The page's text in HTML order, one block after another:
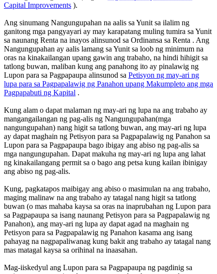
Capital Improvements ).
Ang sinumang Nangungupahan na aalis sa Yunit sa ilalim ng
ganitong mga pangyayari ay may karapatang muling tumira sa Yunit
sa naunang Renta na inayos alinsunod sa Ordinansa sa Renta . Ang
Nangungupahan ay aalis lamang sa Yunit sa loob ng minimum na
oras na kinakailangan upang gawin ang trabaho, na hindi hihigit sa
tatlong buwan, maliban kung ang panahong ito ay pinalawig ng
Lupon para sa Pagpapaupa alinsunod sa Petisyon ng may-ari ng
lupa para sa Pagpapalawig ng Panahon upang Makumpleto ang mga
Pagpapabuti ng Kapital .
Kung alam o dapat malaman ng may-ari ng lupa na ang trabaho ay
mangangailangan ng pag-alis ng Nangungupahan(mga
nangungupahan) nang higit sa tatlong buwan, ang may-ari ng lupa
ay dapat maghain ng Petisyon para sa Pagpapalawig ng Panahon sa
Lupon para sa Pagpapaupa bago ibigay ang abiso ng pag-alis sa
mga nangungupahan. Dapat makuha ng may-ari ng lupa ang lahat
ng kinakailangang permit sa o bago ang petsa kung kailan ibinigay
ang abiso ng pag-alis.
Kung, pagkatapos maibigay ang abiso o masimulan na ang trabaho,
maging malinaw na ang trabaho ay tatagal nang higit sa tatlong
buwan (o mas mahaba kaysa sa oras na inaprubahan ng Lupon para
sa Pagpapaupa sa isang naunang Petisyon para sa Pagpapalawig ng
Panahon), ang may-ari ng lupa ay dapat agad na maghain ng
Petisyon para sa Pagpapalawig ng Panahon kasama ang isang
pahayag na nagpapaliwanag kung bakit ang trabaho ay tatagal nang
mas matagal kaysa sa orihinal na inaasahan.
Mag-iiskedyul ang Lupon para sa Pagpapaupa ng pagdinig sa